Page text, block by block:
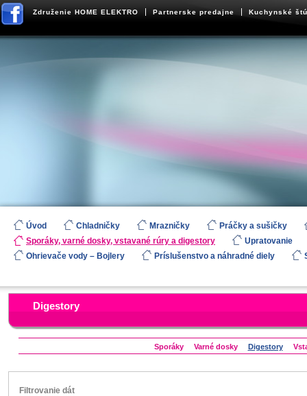
Združenie HOME ELEKTRO Partnerske predajne Kuchynské
Úvod Chladničky Mrazničky
Práčky a sušičky
Sporáky, varné dosky, vstavané rúry a digestory
Upratovanie
Ohrievače vody – Bojlery
Príslušenstvo a náhradné diely
Digestory
Sporáky ​Varné dosky Digestory
Filtrovanie dát